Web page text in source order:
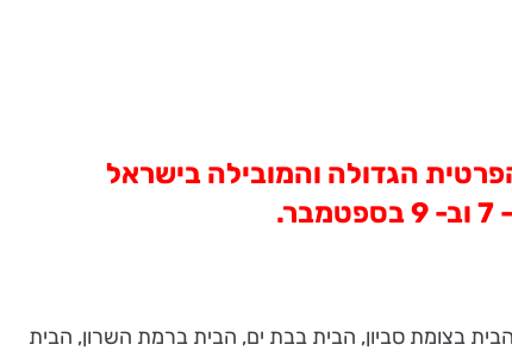
הגדולה והמובילה בישראל
בצומת סביון, הבית בבת ים, הבית ברמת השרון, הבית